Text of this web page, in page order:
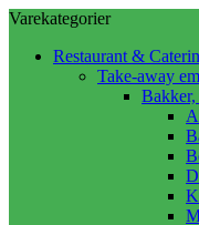
Varekategorier
Restaurant &
Take-away